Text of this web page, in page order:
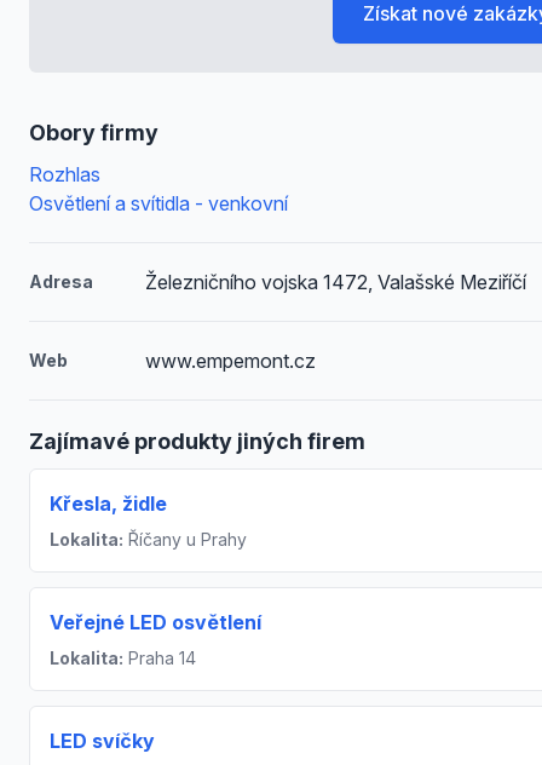
Obory firmy
Rozhlas
Osvětlení a svítidla - venkovní
Adresa Železničního vojska 1472, Valašské Meziříčí
Web www.empemont.cz
Zajímavé produkty jiných firem
Křesla, židle
Lokalita: Říčany u Prahy
Veřejné LED osvětlení
Lokalita: Praha 14
LED svíčky
Získat nové